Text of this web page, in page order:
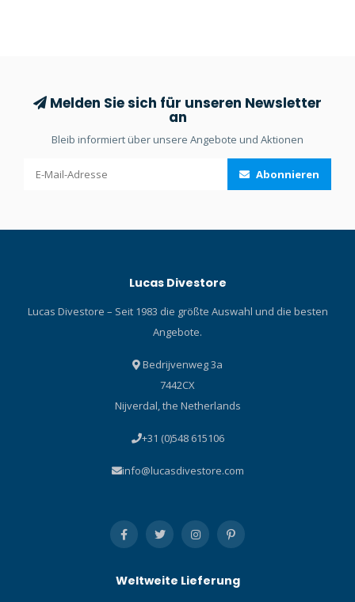
Melden Sie sich für unseren Newsletter
an
Bleib informiert über unsere Angebote und Aktionen
Abonnieren
Lucas Divestore
Lucas Divestore – Seit 1983 die größte Auswahl und die besten
Angebote.
Bedrijvenweg 3a
7442CX
Nijverdal, the Netherlands
+31 (0)548 615106
info@lucasdivestore.com
Weltweite Lieferung